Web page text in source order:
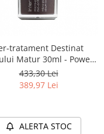
tratament Destinat
Matur 30ml - Power
Intensifier - Micro-
Bio-Active Serum -
Pevonia
433,30 Lei
389,97 Lei
ALERTA STOC